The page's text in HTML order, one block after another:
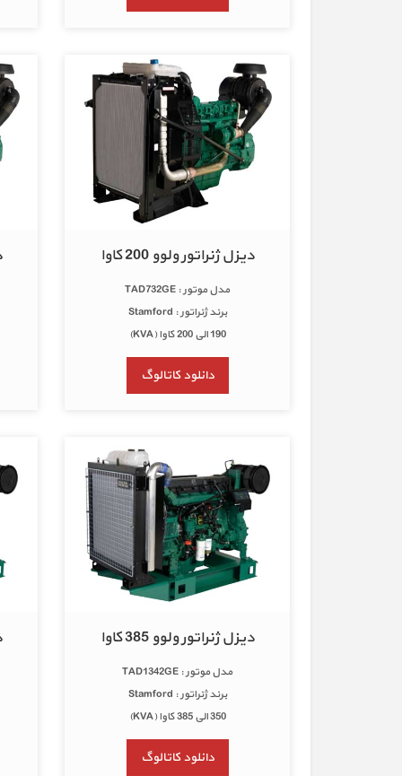
دیزل ژنراتور ولوو 200 کاوا
مدل موتور : TAD732GE
برند ژنراتور : Stamford
190 الی 200 کاوا (KVA)
دانلود کاتالوگ
دیزل ژنراتور ولوو 385 کاوا
مدل موتور : TAD1342GE
برند ژنراتور : Stamford
350 الی 385 کاوا (KVA)
دانلود کاتالوگ